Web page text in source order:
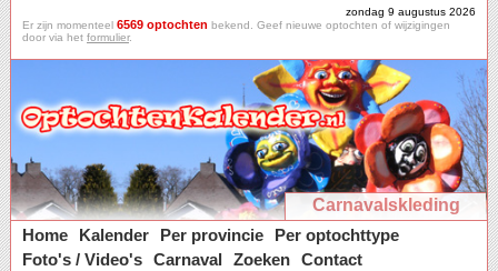
zondag 9 augustus 2026
Er zijn momenteel 6569 optochten bekend. Geef nieuwe optochten of wijzigingen
door via het formulier.
Carnavalskleding
Home
Kalender Per provincie
Per optochttype
Foto's / Video's Carnaval Zoeken Contact